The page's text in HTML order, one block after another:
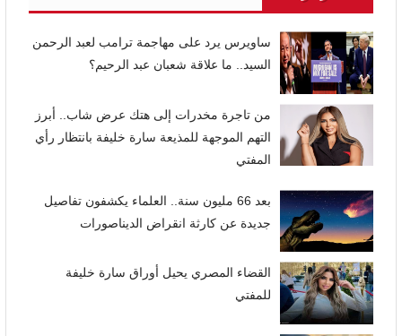
ساويرس يرد على مهاجمة ترامب لعبد الرحمن
السيد.. ما علاقة شعبان عبد الرحيم؟
من تاجرة مخدرات إلى هتك عرض شاب.. أبرز
التهم الموجهة للمذيعة سارة خليفة بانتظار رأي
المفتي
بعد 66 مليون سنة.. العلماء يكشفون تفاصيل
جديدة عن كارثة انقراض الديناصورات
القضاء المصري يحيل أوراق سارة خليفة
للمفتي